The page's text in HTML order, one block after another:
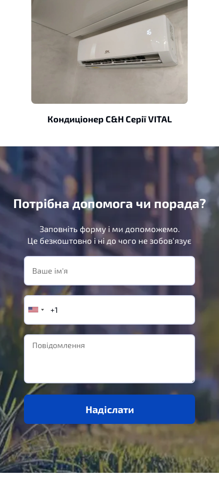
Кондиціонер C&H Серії VITAL
Потрібна допомога чи порада?
Заповніть форму і ми допоможемо.
Це безкоштовно і ні до чого не зобов'язує
Надіслати